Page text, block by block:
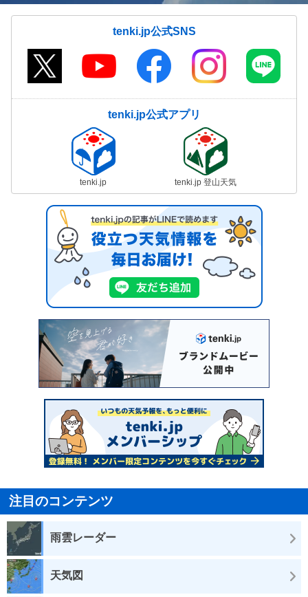
tenki.jp公式SNS
tenki.jp公式アプリ
tenki.jp tenki.jp 登山天気
注目のコンテンツ
雨雲レーダー
天気図